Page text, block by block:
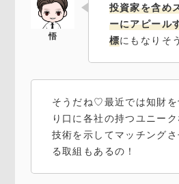
投資家を含め
ーにアピール
標にもなりそ
そうだね♡最近では知財を
り口に各社の持つユニーク
技術を示してマッチングさ
る取組もあるの！